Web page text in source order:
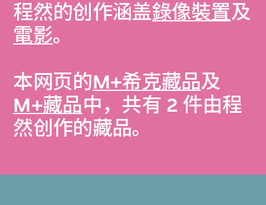
程然的创作涵盖錄像裝置及
電影。
本网页的M+希克藏品及
M+藏品中，共有 2 件由程
然创作的藏品。